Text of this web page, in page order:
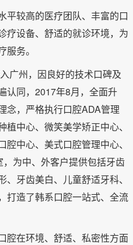
平较高的医疗团队、丰富的口
疗设备、舒适的就诊环境，为
务。
广州，因良好的技术口碑及
认同，2017年8月，全面升
念，严格执行口腔ADA管理
中心、微笑美学矫正中心、
中心、美式口腔管理中心、
为中、外客户提供包括牙齿
牙齿美白、儿童舒适牙科、
打造了韩系口腔一站式、全流
腔在环境、舒适、私密性方面